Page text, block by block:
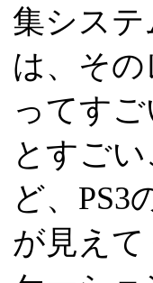
集シス
は、そ
ってす
とすご
ど、PS3
が見え